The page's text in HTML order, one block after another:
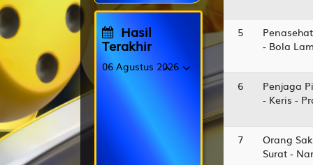
Hasil
Terakhir
06 Agustus 2026
9860
5
- Bola
6
Penjaga
- Keris -
7
Orang
Surat -